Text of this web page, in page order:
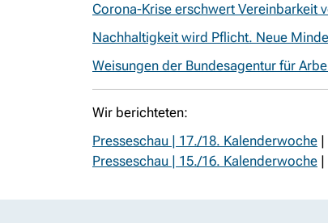
Corona-Krise erschwert Vereinbarkeit
Nachhaltigkeit wird Pflicht. Neue
Weisungen der Bundesagentur für
Wir berichteten:
Presseschau | 17./18. Kalenderwoche
Presseschau | 15./16. Kalenderwoche